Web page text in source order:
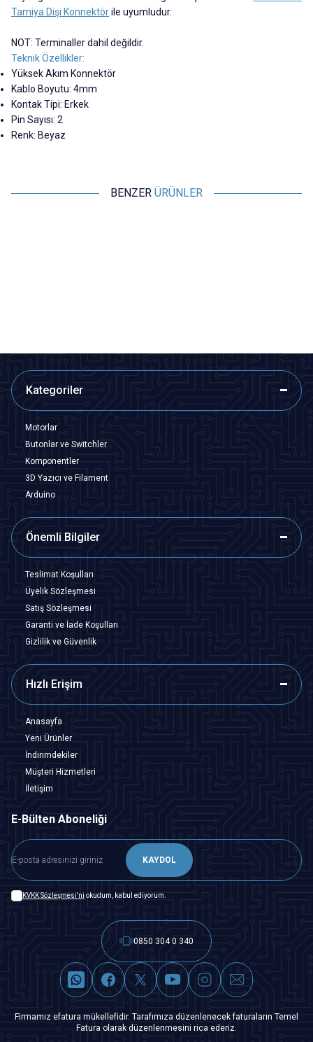
Tamiya Dişi Konnektörile uyumludur.
NOT: Terminaller dahil değildir.
Teknik Özellikler:
Yüksek Akım Konnektör
Kablo Boyutu: 4mm
Kontak Tipi: Erkek
Pin Sayısı: 2
Renk: Beyaz
BENZER ÜRÜNLER
Kategoriler
Motorlar
Butonlar ve Switchler
Komponentler
3D Yazıcı ve Filament
Arduino
Önemli Bilgiler
Teslimat Koşulları
Üyelik Sözleşmesi
Satış Sözleşmesi
Garanti ve İade Koşulları
Gizlilik ve Güvenlik
Hızlı Erişim
Anasayfa
Yeni Ürünler
İndirimdekiler
Müşteri Hizmetleri
İletişim
E-Bülten Aboneliği
KAYDOL
KVKK Sözleşmesi'ni okudum, kabul ediyorum.
0850 304 0 340
Firmamız efatura mükellefidir. Tarafımıza düzenlenecek faturaların Temel
Fatura olarak düzenlenmesini rica ederiz.